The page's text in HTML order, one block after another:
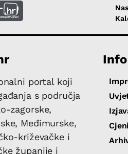
portal koji
s područja
zagorske,
Međimurske,
križevačke i
županije i
Info